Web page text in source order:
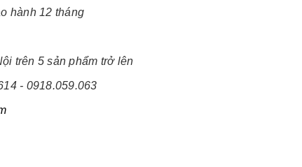
hành 12 tháng
trên 5 sản phẩm trở lên
- 0918.059.063